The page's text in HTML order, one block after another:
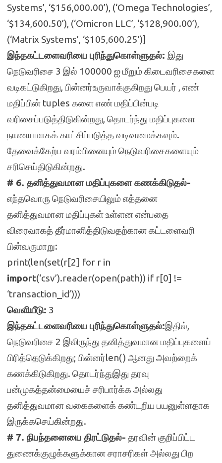
Systems’, ‘$156,000.00’), (‘Omega Technologies’,
‘$134,600.50’), (‘Omicron LLC’, ‘$128,900.00’),
(‘Matrix Systems’, ‘$105,600.25’)]
இந்தகட்டளைவரியை புரிந்துகொள்ளுதல்: இது
நெடுவரிசை 3 இல் 100000 ஐ மீறும் கிடைவரிசைகளை
வடிகட்டுகிறது, பின்னர்உருவாக்குகிறது பெயர் , எண்
மதிப்பின் tuples களை எண் மதிப்பின்படி
வரிசைப்படுத்திடுகின்றது, தொடர்ந்து மதிப்புகளை
நாணயமாகக் காட்சிப்படுத்த வடிவமைக்கவும்.
தேவைக்கேற்ப வரம்பினையும் நெடுவரிசைகளையும்
சரிசெய்திடுகின்றது.
# 6. தனித்துவமான மதிப்புகளை கணக்கிடுதல்-
எந்தவொரு நெடுவரிசையிலும் எத்தனை
தனித்துவமான மதிப்புகள் உள்ளன என்பதை
விரைவாகத் தீர்மானித்திடுவதற்கான கட்டளைவரி
பின்வருமாறு:
print(len(set(r[2] for r in
import(‘csv’).reader(open(path)) if r[0] !=
‘transaction_id’)))
வெளியீடு: 3
இந்தகட்டளைவரியை புரிந்துகொள்ளுதல்:இதில்,
நெடுவரிசை 2 இலிருந்து தனித்துவமான மதிப்புகளைப்
பிரித்தெடுக்கிறது; பின்னர்len() ஆனது அவற்றைக்
கணக்கிடுகிறது. தொடர்ந்துஇது தரவு
பன்முகத்தன்மையைச் சரிபார்க்க அல்லது
தனித்துவமான வகைகளைக் கண்டறிய பயனுள்ளதாக
இருக்கசெய்கின்றது.
# 7. நிபந்தனையை திரட்டுதல்- தரவின் குறிப்பிட்ட
துணைக்குழுக்களுக்கான சராசரிகள் அல்லது பிற